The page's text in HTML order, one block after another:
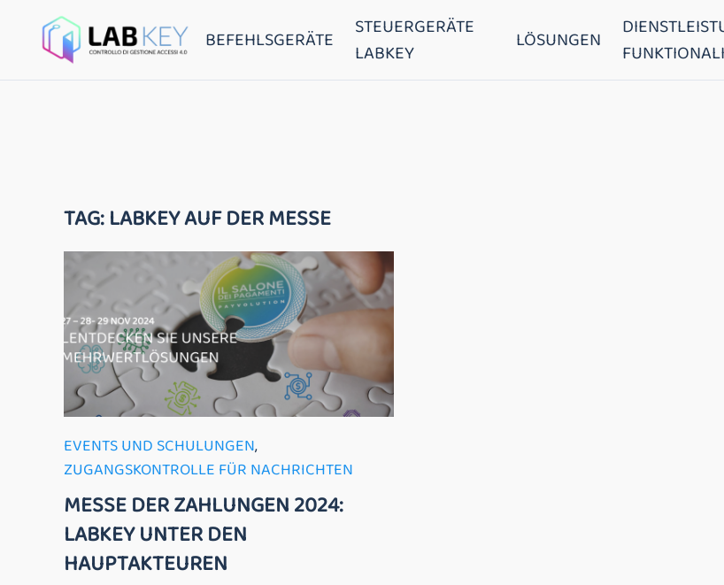
BEFEHLSGERÄTE
STEUERGERÄTE
LABKEY
LÖSUNGEN
TAG:LABKEY AUF DER MESSE
EVENTS UND SCHULUNGEN,
ZUGANGSKONTROLLE FÜR NACHRICHTEN
MESSE DER ZAHLUNGEN 2024:
LABKEY UNTER DEN
HAUPTAKTEUREN